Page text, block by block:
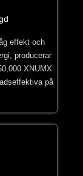
effekt och
producerar
XNUMX
på